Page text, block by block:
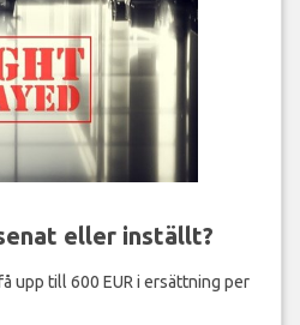
eller inställt?
upp till 600 EUR i ersättning per